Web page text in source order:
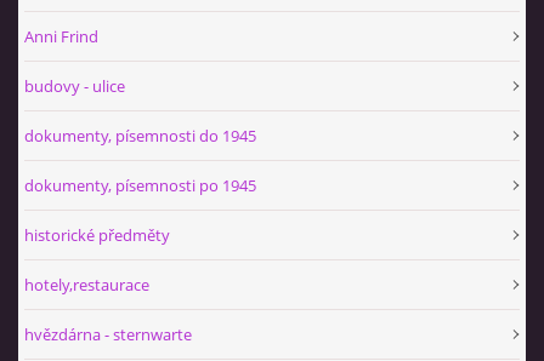
Anni Frind
budovy - ulice
dokumenty, písemnosti do 1945
dokumenty, písemnosti po 1945
historické předměty
hotely,restaurace
hvězdárna - sternwarte